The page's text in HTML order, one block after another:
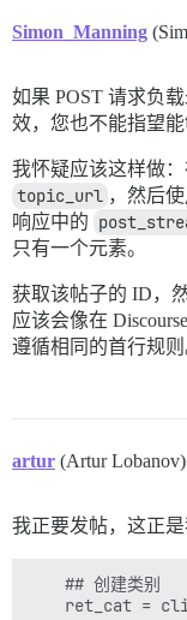
Simon_Manning
如果 POST 请求负
效，您也不能指望能
我怀疑应该这样做
topic_url ，然后
响应中的
只有一个元素。
获取该帖子的 ID，
应该会像在
遵循相同的首行规则
artur (Artur Lobanov)
我正要发帖，这正
    ## 创建类别
ret_cat =